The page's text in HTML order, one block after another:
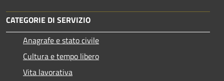
CATEGORIE DI SERVIZIO
Anagrafe e stato civile
Cultura e tempo libero
Vita lavorativa